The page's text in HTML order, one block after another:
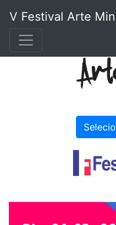
V Festival Arte